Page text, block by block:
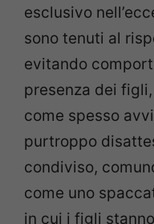
esclusivo
sono tenuti al
evitando
presenza dei
come spesso
purtroppo
condiviso,
come uno
in cui i figli